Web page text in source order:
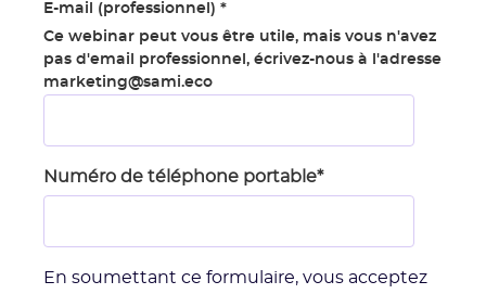
E-mail (professionnel) *
Ce webinar peut vous être utile, mais vous n'avez
pas d'email professionnel, écrivez-nous à l'adresse
marketing@sami.eco
Numéro de téléphone portable*
En soumettant ce formulaire, vous acceptez